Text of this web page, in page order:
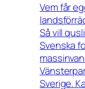
Vem får
Så vill
Svenska
Sverige.